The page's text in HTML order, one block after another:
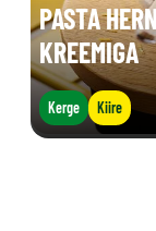
PASTA
KREEMIGA
Kerge Kiire